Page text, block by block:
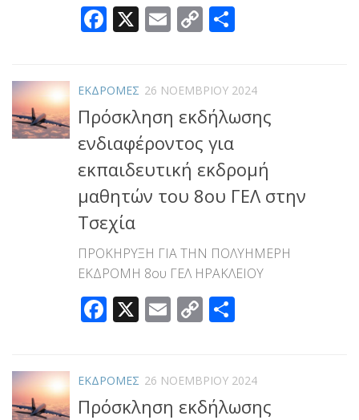
Facebook
X Email
Copy
ΕΚΔΡΟΜΕΣ 26 ΝΟΕΜΒΡΊΟΥ 2024
Πρόσκληση εκδήλωσης
ενδιαφέροντος για
εκπαιδευτική εκδρομή
μαθητών του 8ου ΓΕΛ στην
Τσεχία
ΠΡΟΚΗΡΥΞΗ ΓΙΑ ΤΗΝ ΠΟΛΥΗΜΕΡΗ
ΕΚΔΡΟΜΗ 8ου ΓΕΛ ΗΡΑΚΛΕΙΟΥ
Facebook
X Email
Copy
ΕΚΔΡΟΜΕΣ 26 ΝΟΕΜΒΡΊΟΥ 2024
Πρόσκληση εκδήλωσης